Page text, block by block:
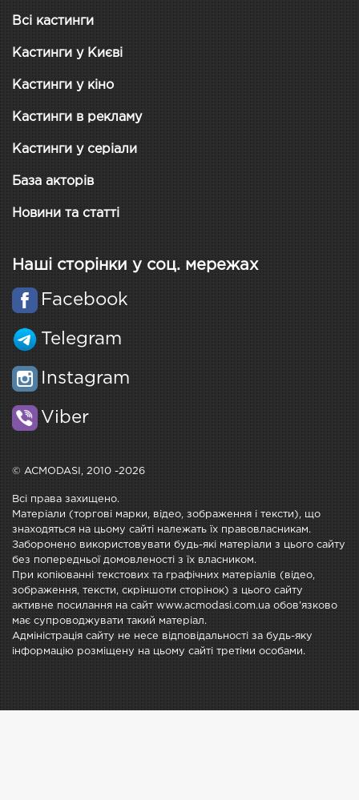
Всі кастинги
Кастинги у Києві
Кастинги у кіно
Кастинги в рекламу
Кастинги у серіали
База акторів
Новини та статті
Наші сторінки у соц. мережах
Facebook
Telegram
Instagram
Viber
© ACMODASI, 2010 -2026
Всі права захищено.
Матеріали (торгові марки, відео, зображення і тексти), що
знаходяться на цьому сайті належать їх правовласникам.
Заборонено використовувати будь-які матеріали з цього сайту
без попередньої домовленості з їх власником.
При копіюванні текстових та графічних матеріалів (відео,
зображення, тексти, скріншоти сторінок) з цього сайту
активне посилання на сайт www.acmodasi.com.ua обов'язково
має супроводжувати такий матеріал.
Адміністрація сайту не несе відповідальності за будь-яку
інформацію розміщену на цьому сайті третіми особами.